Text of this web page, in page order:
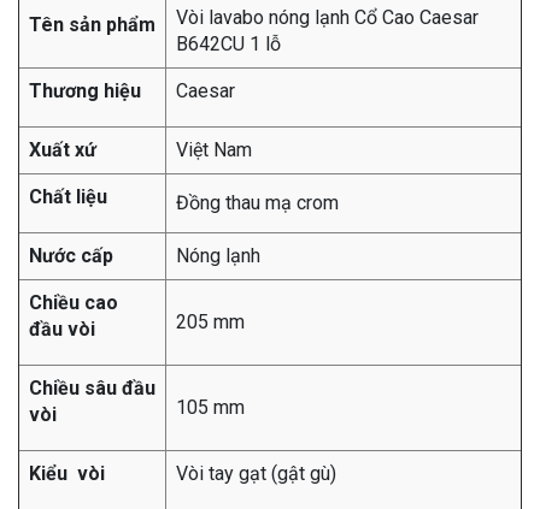
Tên sản phẩm
Vòi lavabo nóng lạnh Cổ Cao Caesar
B642CU 1 lỗ
Thương hiệu Caesar
Xuất xứ Việt Nam
Chất liệu Đồng thau mạ crom
Nước cấp Nóng lạnh
Chiều cao
đầu vòi
205 mm
Chiều sâu đầu
vòi
105 mm
Kiểu vòi Vòi tay gạt (gật gù)